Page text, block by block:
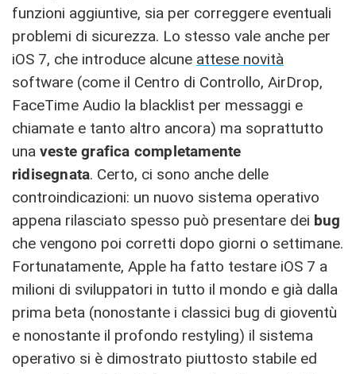
funzioni aggiuntive, sia per correggere eventuali
problemi di sicurezza. Lo stesso vale anche per
iOS 7, che introduce alcune attese novità
software (come il Centro di Controllo, AirDrop,
FaceTime Audio la blacklist per messaggi e
chiamate e tanto altro ancora) ma soprattutto
una veste grafica completamente
ridisegnata. Certo, ci sono anche delle
controindicazioni: un nuovo sistema operativo
appena rilasciato spesso può presentare dei bug
che vengono poi corretti dopo giorni o settimane.
Fortunatamente, Apple ha fatto testare iOS 7 a
milioni di sviluppatori in tutto il mondo e già dalla
prima beta (nonostante i classici bug di gioventù
e nonostante il profondo restyling) il sistema
operativo si è dimostrato piuttosto stabile ed